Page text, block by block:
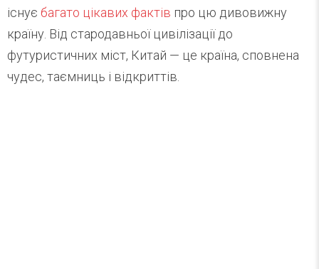
існує багато цікавих фактів про цю дивовижну
країну. Від стародавньої цивілізації до
футуристичних міст, Китай — це країна, сповнена
чудес, таємниць і відкриттів.